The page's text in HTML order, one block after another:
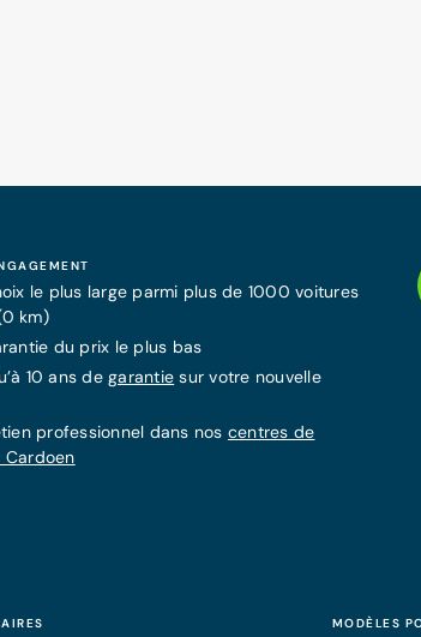
le plus large parmi plus de 1000 voitures
km)
du prix le plus bas
10 ans degarantie sur votre nouvelle
professionnel dans nos centres de
Cardoen
MODÈLES